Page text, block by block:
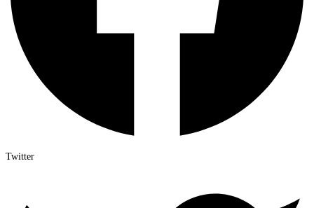
Twitter